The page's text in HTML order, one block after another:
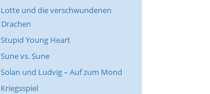
Lotte und die verschwundenen
Drachen
Stupid Young Heart
Sune vs. Sune
Solan und Ludvig – Auf zum Mond
Kriegsspiel